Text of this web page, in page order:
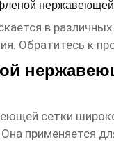
нержавеющей
в
Обратитесь к
сетки
применяется